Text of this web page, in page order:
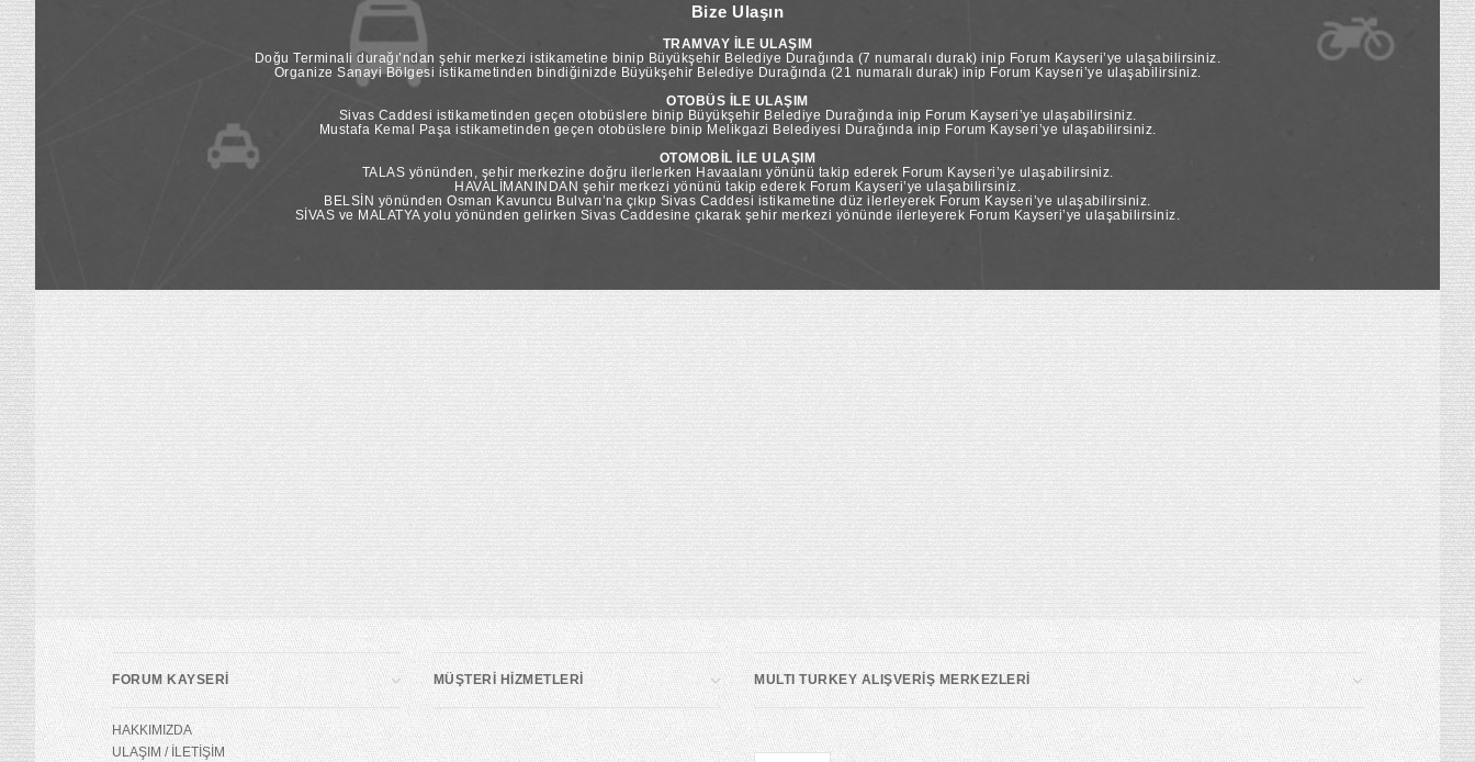
Bize Ulaşın
TRAMVAY İLE ULAŞIM
Doğu Terminali durağı’ndan şehir merkezi istikametine binip Büyükşehir Belediye Durağında (7 numaralı durak) inip Forum Kayseri’ye ulaşabilirsiniz.
Organize Sanayi Bölgesi istikametinden bindiğinizde Büyükşehir Belediye Durağında (21 numaralı durak) inip Forum Kayseri’ye ulaşabilirsiniz.
OTOBÜS İLE ULAŞIM
Sivas Caddesi istikametinden geçen otobüslere binip Büyükşehir Belediye Durağında inip Forum Kayseri’ye ulaşabilirsiniz.
Mustafa Kemal Paşa istikametinden geçen otobüslere binip Melikgazi Belediyesi Durağında inip Forum Kayseri’ye ulaşabilirsiniz.
OTOMOBİL İLE ULAŞIM
TALAS yönünden, şehir merkezine doğru ilerlerken Havaalanı yönünü takip ederek Forum Kayseri’ye ulaşabilirsiniz.
HAVALİMANINDAN şehir merkezi yönünü takip ederek Forum Kayseri’ye ulaşabilirsiniz.
BELSİN yönünden Osman Kavuncu Bulvarı’na çıkıp Sivas Caddesi istikametine düz ilerleyerek Forum Kayseri’ye ulaşabilirsiniz.
SİVAS ve MALATYA yolu yönünden gelirken Sivas Caddesine çıkarak şehir merkezi yönünde ilerleyerek Forum Kayseri’ye ulaşabilirsiniz.
FORUM KAYSERİ
HAKKIMIZDA
ULAŞIM / İLETİŞİM
MÜŞTERİ HİZMETLERİ MULTI TURKEY ALIŞVERİŞ MERKEZLERİ